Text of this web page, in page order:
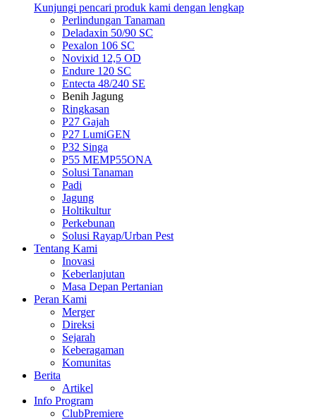
Kunjungi pencari produk kami dengan lengkap
Perlindungan Tanaman
Deladaxin 50/90 SC
Pexalon 106 SC
Novixid 12,5 OD
Endure 120 SC
Entecta 48/240 SE
Benih Jagung
Ringkasan
P27 Gajah
P27 LumiGEN
P32 Singa
P55 MEMP55ONA
Solusi Tanaman
Padi
Jagung
Holtikultur
Perkebunan
Solusi Rayap/Urban Pest
Tentang Kami
Inovasi
Keberlanjutan
Masa Depan Pertanian
Peran Kami
Merger
Direksi
Sejarah
Keberagaman
Komunitas
Berita
Artikel
Info Program
ClubPremiere